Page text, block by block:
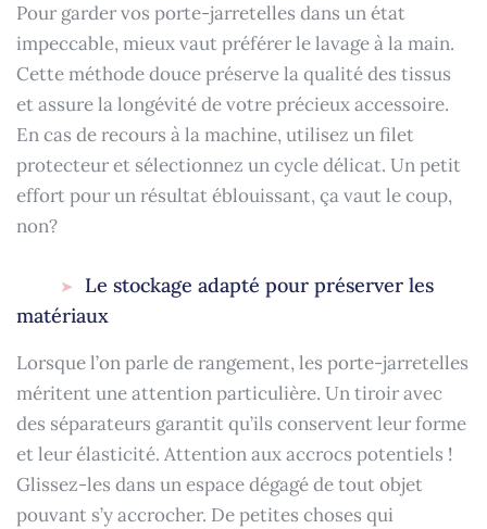
Pour garder vos porte-jarretelles dans un état
impeccable, mieux vaut préférer le lavage à la main.
Cette méthode douce préserve la qualité des tissus
et assure la longévité de votre précieux accessoire.
En cas de recours à la machine, utilisez un filet
protecteur et sélectionnez un cycle délicat. Un petit
effort pour un résultat éblouissant, ça vaut le coup,
non?
Le stockage adapté pour préserver les
matériaux
Lorsque l’on parle de rangement, les porte-jarretelles
méritent une attention particulière. Un tiroir avec
des séparateurs garantit qu’ils conservent leur forme
et leur élasticité. Attention aux accrocs potentiels !
Glissez-les dans un espace dégagé de tout objet
pouvant s’y accrocher. De petites choses qui